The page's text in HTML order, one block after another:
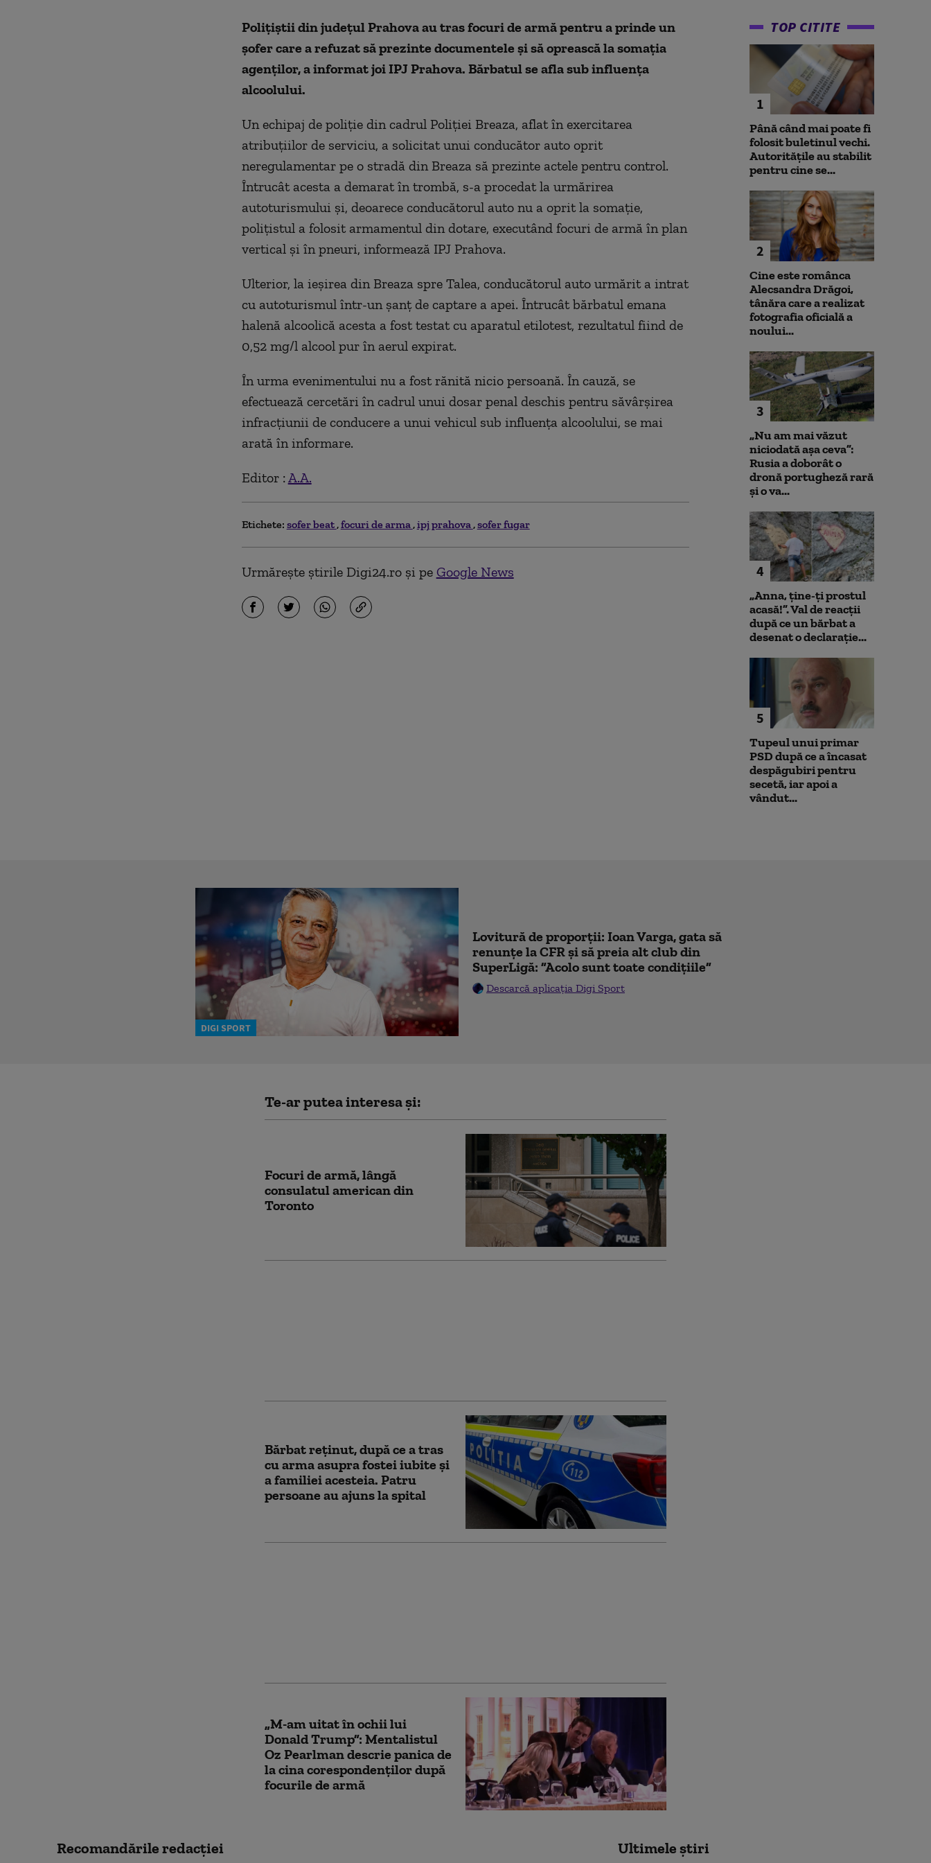
Poliţiştii din județul Prahova au tras focuri de armă pentru a prinde un
şofer care a refuzat să prezinte documentele și să oprească la somaţia
agenților, a informat joi IPJ Prahova. Bărbatul se afla sub influenţa
alcoolului.
Un echipaj de poliţie din cadrul Poliţiei Breaza, aflat în exercitarea
atribuţiilor de serviciu, a solicitat unui conducător auto oprit
neregulamentar pe o stradă din Breaza să prezinte actele pentru control.
Întrucât acesta a demarat în trombă, s-a procedat la urmărirea
autoturismului şi, deoarece conducătorul auto nu a oprit la somaţie,
poliţistul a folosit armamentul din dotare, executând focuri de armă în plan
vertical şi în pneuri, informează IPJ Prahova.
Ulterior, la ieşirea din Breaza spre Talea, conducătorul auto urmărit a intrat
cu autoturismul într-un şanţ de captare a apei. Întrucât bărbatul emana
halenă alcoolică acesta a fost testat cu aparatul etilotest, rezultatul fiind de
0,52 mg/l alcool pur în aerul expirat.
În urma evenimentului nu a fost rănită nicio persoană. În cauză, se
efectuează cercetări în cadrul unui dosar penal deschis pentru săvârşirea
infracţiunii de conducere a unui vehicul sub influenţa alcoolului, se mai
arată în informare.
Editor : A.A.
Etichete: sofer beat focuri de arma ipj prahova sofer fugar
Urmărește știrile Digi24.ro și pe Google News
TOP CITITE
1
Până când mai poate fi
folosit buletinul vechi.
Autoritățile au stabilit
pentru cine se...
2
Cine este românca
Alecsandra Drăgoi,
tânăra care a realizat
fotografia oficială a
noului...
3
„Nu am mai văzut
niciodată așa ceva”:
Rusia a doborât o
dronă portugheză rară
și o va...
4
„Anna, ţine-ţi prostul
acasă!”. Val de reacții
după ce un bărbat a
desenat o declarație...
5
Tupeul unui primar
PSD după ce a încasat
despăgubiri pentru
secetă, iar apoi a
vândut...
DIGI SPORT
Lovitură de proporții: Ioan Varga, gata să
renunțe la CFR și să preia alt club din
SuperLigă: ”Acolo sunt toate condițiile”
Descarcă aplicația Digi Sport
Te-ar putea interesa și:
Focuri de armă, lângă
consulatul american din
Toronto
Bărbat reținut, după ce a tras
cu arma asupra fostei iubite şi
a familiei acesteia. Patru
persoane au ajuns la spital
„M-am uitat în ochii lui
Donald Trump”: Mentalistul
Oz Pearlman descrie panica de
la cina corespondenților după
focurile de armă
Recomandările redacţiei Ultimele știri